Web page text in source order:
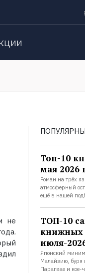
не
Топ-10
мая 2026
Роман на трёх
атмосферный
ещё в нашей
ТОП-10
книжных
июля-
Японский
Малайзию, буря
Парагвае и